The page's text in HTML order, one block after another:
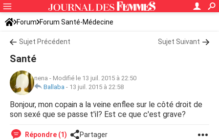
Forum Forum Santé-Médecine
Symptômes et maladies courantes
Sujet Précédent Sujet Suivant
Santé
nena - Modifié le 13 juil. 2015 à 22:50
Ballaba - 13 juil. 2015 à 22:58
Bonjour, mon copain a la veine enflee sur le côté droit de
son sexé que se passe t'il? Est ce que c'est grave?
Répondre (1) Partager